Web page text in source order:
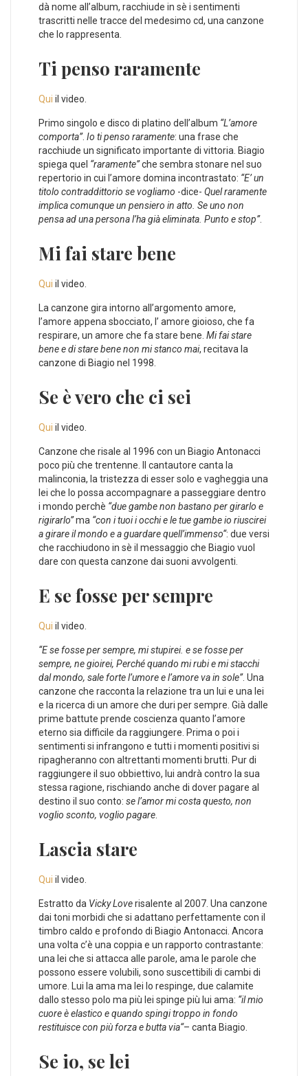
dà nome all’album, racchiude in sè i sentimenti
trascritti nelle tracce del medesimo cd, una canzone
che lo rappresenta.
Ti penso raramente
Qui il video.
Primo singolo e disco di platino dell’album “L’amore
comporta”. Io ti penso raramente: una frase che
racchiude un significato importante di vittoria. Biagio
spiega quel “raramente”che sembra stonare nel suo
repertorio in cui l’amore domina incontrastato: “E’ un
titolo contraddittorio se vogliamo -dice- Quel raramente
implica comunque un pensiero in atto. Se uno non
pensa ad una persona l’ha già eliminata. Punto e stop”.
Mi fai stare bene
Qui il video.
La canzone gira intorno all’argomento amore,
l’amore appena sbocciato, l’ amore gioioso, che fa
respirare, un amore che fa stare bene. Mi fai stare
bene e di stare bene non mi stanco mai, recitava la
canzone di Biagio nel 1998.
Se è vero che ci sei
Qui il video.
Canzone che risale al 1996 con un Biagio Antonacci
poco più che trentenne. Il cantautore canta la
malinconia, la tristezza di esser solo e vagheggia una
lei che lo possa accompagnare a passeggiare dentro
i mondo perchè “due gambe non bastano per girarlo e
rigirarlo”ma “con i tuoi i occhi e le tue gambe io riuscirei
a girare il mondo e a guardare quell’immenso“: due versi
che racchiudono in sè il messaggio che Biagio vuol
dare con questa canzone dai suoni avvolgenti.
E se fosse per sempre
Qui il video.
“E se fosse per sempre, mi stupirei. e se fosse per
sempre, ne gioirei, Perché quando mi rubi e mi stacchi
dal mondo, sale forte l’umore e l’amore va in sole”. Una
canzone che racconta la relazione tra un lui e una lei
e la ricerca di un amore che duri per sempre. Già dalle
prime battute prende coscienza quanto l’amore
eterno sia difficile da raggiungere. Prima o poi i
sentimenti si infrangono e tutti i momenti positivi si
ripagheranno con altrettanti momenti brutti. Pur di
raggiungere il suo obbiettivo, lui andrà contro la sua
stessa ragione, rischiando anche di dover pagare al
destino il suo conto: se l’amor mi costa questo, non
voglio sconto, voglio pagare
Lascia stare
Qui il video.
Estratto da Vicky Loverisalente al 2007. Una canzone
dai toni morbidi che si adattano perfettamente con il
timbro caldo e profondo di Biagio Antonacci. Ancora
una volta c’è una coppia e un rapporto contrastante:
una lei che si attacca alle parole, ama le parole che
possono essere volubili, sono suscettibili di cambi di
umore. Lui la ama ma lei lo respinge, due calamite
dallo stesso polo ma più lei spinge più lui ama: “il mio
cuore è elastico e quando spingi troppo in fondo
restituisce con più forza e butta via“– canta Biagio.
Se io, se lei